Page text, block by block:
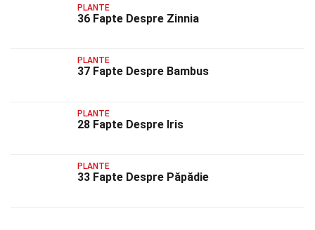
PLANTE
36 Fapte Despre Zinnia
PLANTE
37 Fapte Despre Bambus
PLANTE
28 Fapte Despre Iris
PLANTE
33 Fapte Despre Păpădie